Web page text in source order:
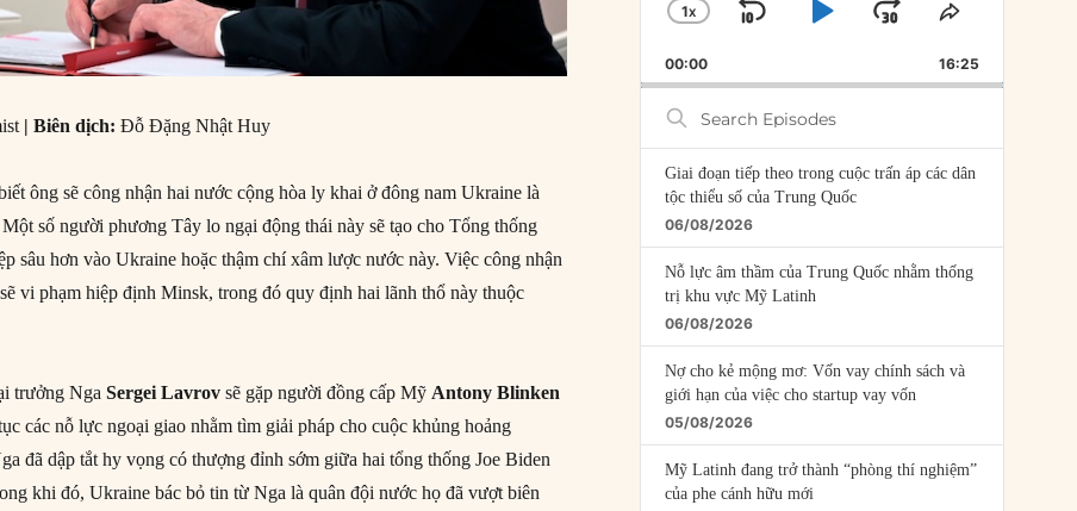
|Biên dịch: Đỗ Đặng Nhật Huy
ông sẽ công nhận hai nước cộng hòa ly khai ở đông nam Ukraine là
số người phương Tây lo ngại động thái này sẽ tạo cho Tổng thống
sâu hơn vào Ukraine hoặc thậm chí xâm lược nước này. Việc công nhận
vi phạm hiệp định Minsk, trong đó quy định hai lãnh thổ này thuộc
trưởng NgaSergei Lavrov sẽ gặp người đồng cấp Mỹ Antony Blinken
các nỗ lực ngoại giao nhằm tìm giải pháp cho cuộc khủng hoảng
đã dập tắt hy vọng có thượng đỉnh sớm giữa hai tổng thống Joe Biden
khi đó, Ukraine bác bỏ tin từ Nga là quân đội nước họ đã vượt biên
CHANGE
RATE
1X
SKIP
BACKWARD
PLAYJUMP
FORWARD
SHARE
EPISODE
00:00 16:25
Search
Episodes
Giai đoạn tiếp theo trong cuộc trấn áp các dân
tộc thiểu số của Trung Quốc
06/08/2026
Nỗ lực âm thầm của Trung Quốc nhằm thống
trị khu vực Mỹ Latinh
06/08/2026
Nợ cho kẻ mộng mơ: Vốn vay chính sách và
giới hạn của việc cho startup vay vốn
05/08/2026
Mỹ Latinh đang trở thành “phòng thí nghiệm”
của phe cánh hữu mới